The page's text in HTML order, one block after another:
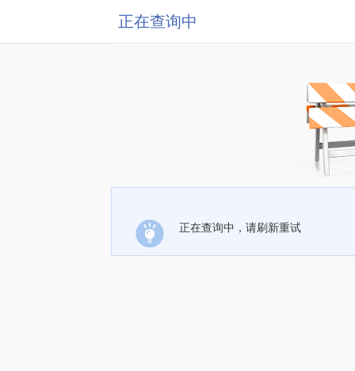
正在查询中
正在查询中，请刷新重试